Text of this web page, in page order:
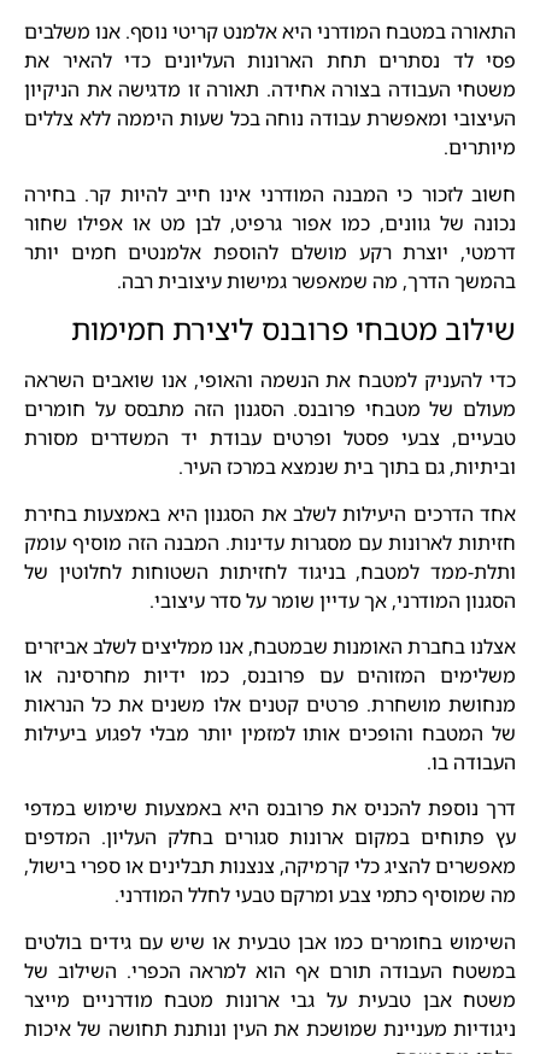
התאורה במטבח המודרני היא אלמנט קריטי נוסף. אנו משלבים
פסי לד נסתרים תחת הארונות העליונים כדי להאיר את
משטחי העבודה בצורה אחידה. תאורה זו מדגישה את הניקיון
העיצובי ומאפשרת עבודה נוחה בכל שעות היממה ללא צללים
מיותרים.
חשוב לזכור כי המבנה המודרני אינו חייב להיות קר. בחירה
נכונה של גוונים, כמו אפור גרפיט, לבן מט או אפילו שחור
דרמטי, יוצרת רקע מושלם להוספת אלמנטים חמים יותר
בהמשך הדרך, מה שמאפשר גמישות עיצובית רבה.
שילוב מטבחי פרובנס ליצירת חמימות
כדי להעניק למטבח את הנשמה והאופי, אנו שואבים השראה
מעולם של מטבחי פרובנס. הסגנון הזה מתבסס על חומרים
טבעיים, צבעי פסטל ופרטים עבודת יד המשדרים מסורת
וביתיות, גם בתוך בית שנמצא במרכז העיר.
אחד הדרכים היעילות לשלב את הסגנון היא באמצעות בחירת
חזיתות לארונות עם מסגרות עדינות. המבנה הזה מוסיף עומק
ותלת-ממד למטבח, בניגוד לחזיתות השטוחות לחלוטין של
הסגנון המודרני, אך עדיין שומר על סדר עיצובי.
אצלנו בחברת האומנות שבמטבח, אנו ממליצים לשלב אביזרים
משלימים המזוהים עם פרובנס, כמו ידיות מחרסינה או
מנחושת מושחרת. פרטים קטנים אלו משנים את כל הנראות
של המטבח והופכים אותו למזמין יותר מבלי לפגוע ביעילות
העבודה בו.
דרך נוספת להכניס את פרובנס היא באמצעות שימוש במדפי
עץ פתוחים במקום ארונות סגורים בחלק העליון. המדפים
מאפשרים להציג כלי קרמיקה, צנצנות תבלינים או ספרי בישול,
מה שמוסיף כתמי צבע ומרקם טבעי לחלל המודרני.
השימוש בחומרים כמו אבן טבעית או שיש עם גידים בולטים
במשטח העבודה תורם אף הוא למראה הכפרי. השילוב של
משטח אבן טבעית על גבי ארונות מטבח מודרניים מייצר
ניגודיות מעניינת שמושכת את העין ונותנת תחושה של איכות